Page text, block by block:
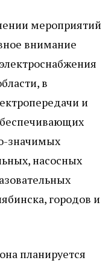
мероприятий
внимание
в
и
значимых
насосных
городов и
планируется